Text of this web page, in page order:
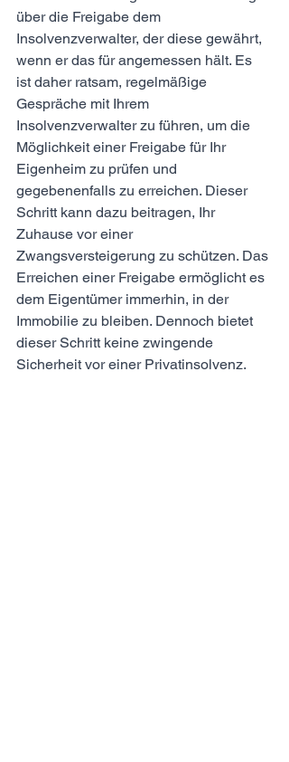
über die Freigabe dem
Insolvenzverwalter, der diese gewährt,
wenn er das für angemessen hält. Es
ist daher ratsam, regelmäßige
Gespräche mit Ihrem
Insolvenzverwalter zu führen, um die
Möglichkeit einer Freigabe für Ihr
Eigenheim zu prüfen und
gegebenenfalls zu erreichen. Dieser
Schritt kann dazu beitragen, Ihr
Zuhause vor einer
Zwangsversteigerung zu schützen. Das
Erreichen einer Freigabe ermöglicht es
dem Eigentümer immerhin, in der
Immobilie zu bleiben. Dennoch bietet
dieser Schritt keine zwingende
Sicherheit vor einer Privatinsolvenz.